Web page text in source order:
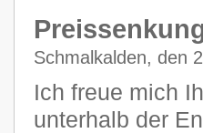
Schmalkalden, den
Ich freue mich
unterhalb der